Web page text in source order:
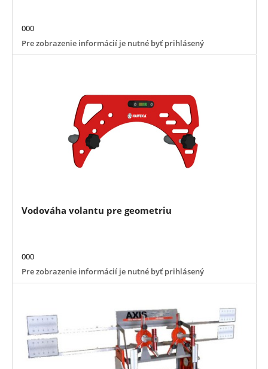
000
Pre zobrazenie informácií je nutné byť prihlásený
Vodováha volantu pre geometriu
000
Pre zobrazenie informácií je nutné byť prihlásený